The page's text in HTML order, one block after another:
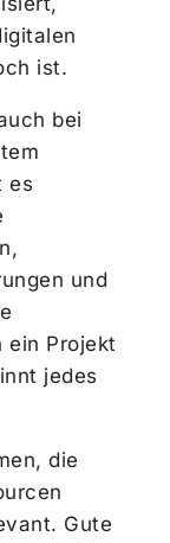
ist.
bei
es
und
ein Projekt
jedes
die
Gute